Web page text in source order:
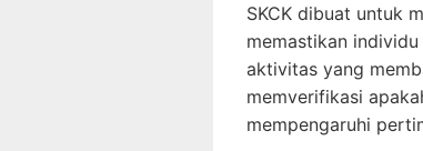
SKCK dibuat untuk
memastikan
aktivitas yang
memverifikasi
mempengaruhi